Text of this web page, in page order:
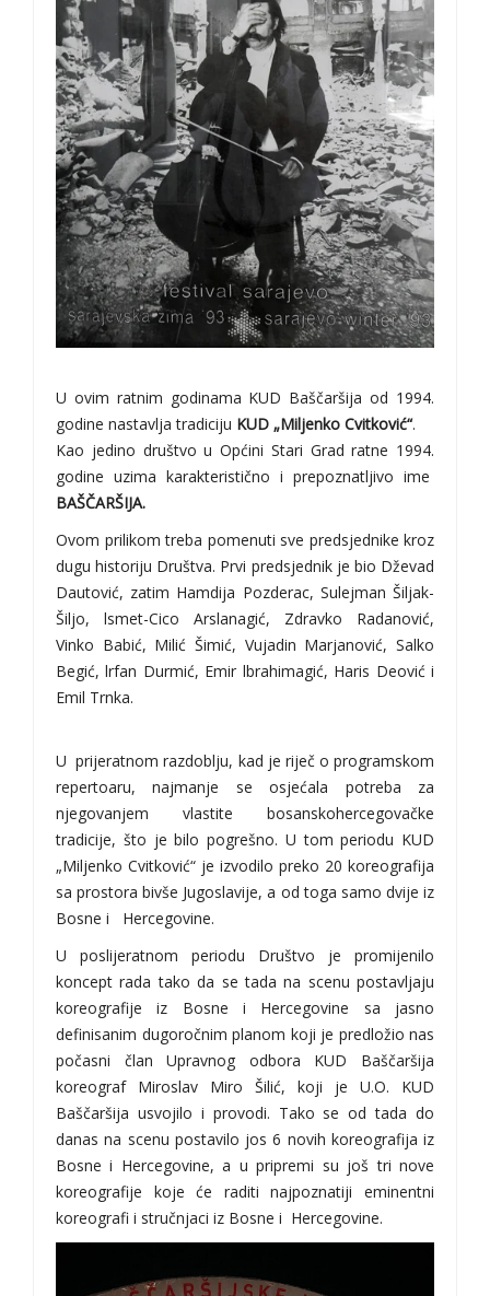
U ovim ratnim godinama KUD Baščaršija od 1994.
godine nastavlja tradiciju KUD „Miljenko Cvitković“.
Kao jedino društvo u Općini Stari Grad ratne 1994.
godine uzima karakteristično i prepoznatljivo ime
BAŠČARŠIJA.
Ovom prilikom treba pomenuti sve predsjednike kroz
dugu historiju Društva. Prvi predsjednik je bio Dževad
Dautović, zatim Hamdija Pozderac, Sulejman Šiljak-
Šiljo, lsmet-Cico Arslanagić, Zdravko Radanović,
Vinko Babić, Milić Šimić, Vujadin Marjanović, Salko
Begić, lrfan Durmić, Emir lbrahimagić, Haris Deović i
Emil Trnka.
U prijeratnom razdoblju, kad je riječ o programskom
repertoaru, najmanje se osjećala potreba za
njegovanjem vlastite bosanskohercegovačke
tradicije, što je bilo pogrešno. U tom periodu KUD
„Miljenko Cvitković“ je izvodilo preko 20 koreografija
sa prostora bivše Jugoslavije, a od toga samo dvije iz
Bosne i Hercegovine.
U poslijeratnom periodu Društvo je promijenilo
koncept rada tako da se tada na scenu postavljaju
koreografije iz Bosne i Hercegovine sa jasno
definisanim dugoročnim planom koji je predložio nas
počasni član Upravnog odbora KUD Baščaršija
koreograf Miroslav Miro Šilić, koji je U.O. KUD
Baščaršija usvojilo i provodi. Tako se od tada do
danas na scenu postavilo jos 6 novih koreografija iz
Bosne i Hercegovine, a u pripremi su još tri nove
koreografije koje će raditi najpoznatiji eminentni
koreografi i stručnjaci iz Bosne i Hercegovine.